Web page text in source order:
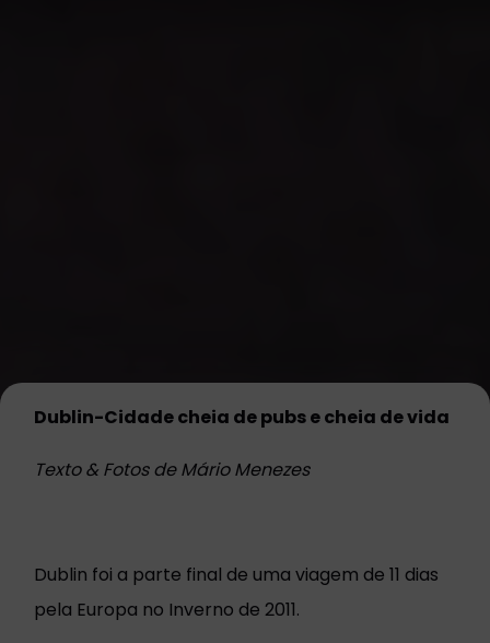
Dublin-Cidade cheia de pubs e cheia de vida
Texto & Fotos de Mário Menezes
Dublin foi a parte final de uma viagem de 11 dias
pela Europa no Inverno de 2011.